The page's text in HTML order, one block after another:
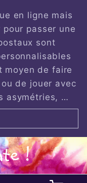
en ligne mais
pour passer une
sont
moyen de faire
de jouer avec
asymétries, …
!